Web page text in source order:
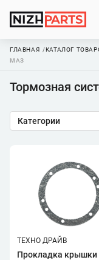
ГЛАВНАЯ КАТАЛОГ
МАЗ
Тормозная
Категории
ТЕХНО ДРАЙВ
Прокладка крышки